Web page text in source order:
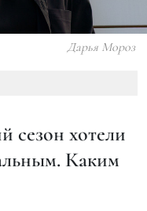
Дарья Мороз
сезон хотели
Каким